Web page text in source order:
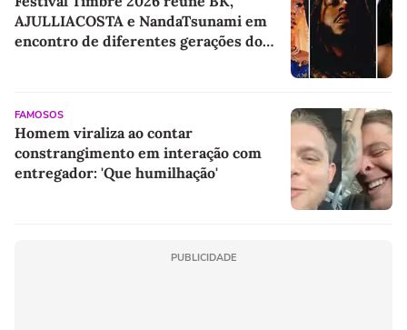
AJULLIACOSTA e NandaTsunami em
encontro de diferentes gerações do
FAMOSOS
Homem viraliza ao contar
constrangimento em interação com
entregador: 'Que humilhação'
PUBLICIDADE